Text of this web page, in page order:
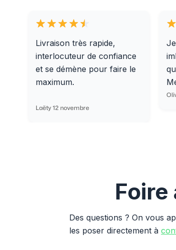
Livraison très rapide,
interlocuteur de confiance
et se démène pour faire le
maximum.
Laëty 12 novembre
Des questions ? On vous
les poser directement à